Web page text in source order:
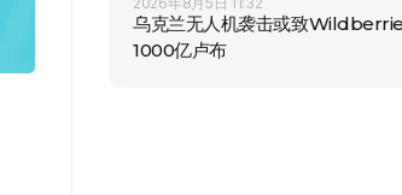
乌克兰无人机袭击或致
1000亿卢布